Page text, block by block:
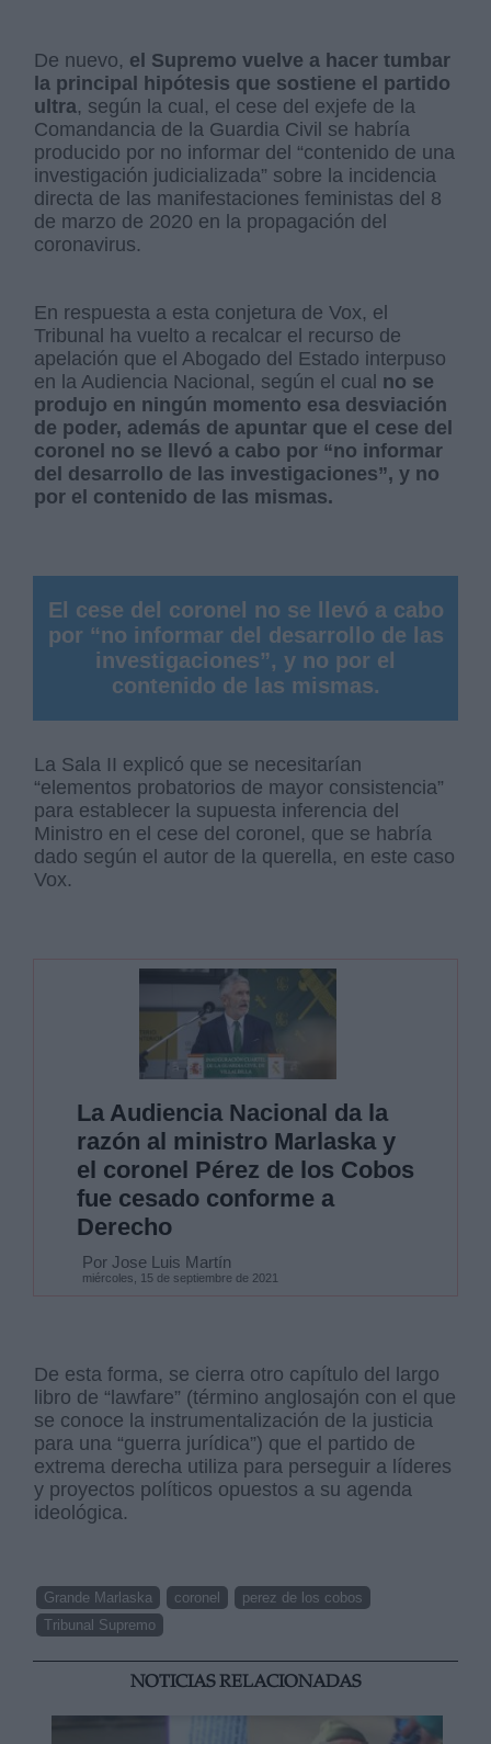
De nuevo, el Supremo vuelve a hacer tumbar
la principal hipótesis que sostiene el partido
ultra, según la cual, el cese del exjefe de la
Comandancia de la Guardia Civil se habría
producido por no informar del “contenido de una
investigación judicializada” sobre la incidencia
directa de las manifestaciones feministas del 8
de marzo de 2020 en la propagación del
coronavirus.
En respuesta a esta conjetura de Vox, el
Tribunal ha vuelto a recalcar el recurso de
apelación que el Abogado del Estado interpuso
en la Audiencia Nacional, según el cual no se
produjo en ningún momento esa desviación
de poder, además de apuntar que el cese del
coronel no se llevó a cabo por “no informar
del desarrollo de las investigaciones”, y no
por el contenido de las mismas.
El cese del coronel no se llevó a cabo
por “no informar del desarrollo de las
investigaciones”, y no por el
contenido de las mismas.
La Sala II explicó que se necesitarían
“elementos probatorios de mayor consistencia”
para establecer la supuesta inferencia del
Ministro en el cese del coronel, que se habría
dado según el autor de la querella, en este caso
Vox.
La Audiencia Nacional da la
razón al ministro Marlaska y
el coronel Pérez de los Cobos
fue cesado conforme a
Derecho
Por Jose Luis Martín
miércoles, 15 de septiembre de 2021
De esta forma, se cierra otro capítulo del largo
libro de “lawfare” (término anglosajón con el que
se conoce la instrumentalización de la justicia
para una “guerra jurídica”) que el partido de
extrema derecha utiliza para perseguir a líderes
y proyectos políticos opuestos a su agenda
ideológica.
Grande Marlaska coronel
perez de los cobos
Tribunal Supremo
NOTICIAS RELACIONADAS